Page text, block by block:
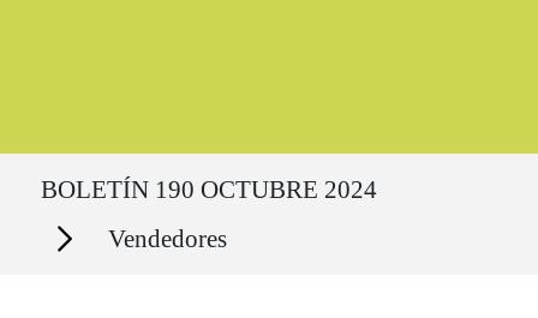
BOLETÍN 190 OCTUBRE 2024
Secciones Vendedores